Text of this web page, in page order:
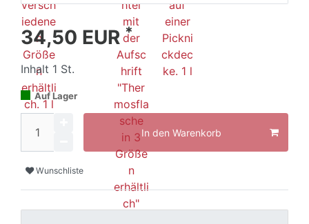
34,50 EUR*
Inhalt 1 St.
Auf Lager
In den Warenkorb
Wunschliste